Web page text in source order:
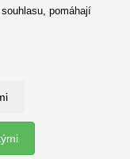
na tomto serveru je
ČR, z. s.
pomáhají